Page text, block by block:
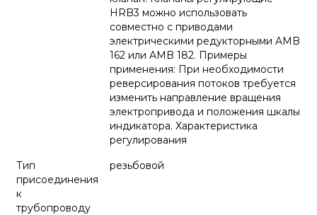
HRB3 можно использовать
совместно с приводами
электрическими редукторными AMB
162 или AMB 182. Примеры
применения: При необходимости
реверсирования потоков требуется
изменить направление вращения
электропривода и положения шкалы
индикатора. Характеристика
регулирования
Тип
присоединения
к
трубопроводу
резьбовой